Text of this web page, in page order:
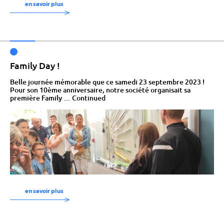
en savoir plus
Family Day !
Belle journée mémorable que ce samedi 23 septembre 2023 !
Pour son 10ème anniversaire, notre société organisait sa
première Family … Continued
en savoir plus